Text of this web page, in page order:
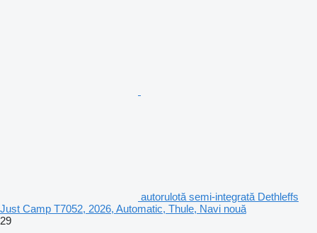
autorulotă semi-integrată Dethleffs
Just Camp T7052, 2026, Automatic, Thule, Navi nouă
29